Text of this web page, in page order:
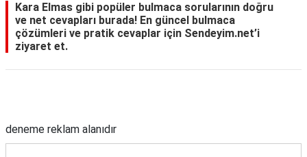
Kara Elmas gibi popüler bulmaca sorularının doğru
ve net cevapları burada! En güncel bulmaca
çözümleri ve pratik cevaplar için Sendeyim.net’i
ziyaret et.
deneme reklam alanıdır